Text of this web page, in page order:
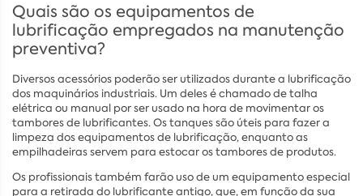
Quais são os equipamentos de
lubrificação empregados na manutenção
preventiva?
Diversos acessórios poderão ser utilizados durante a lubrificação
dos maquinários industriais. Um deles é chamado de talha
elétrica ou manual por ser usado na hora de movimentar os
tambores de lubrificantes. Os tanques são úteis para fazer a
limpeza dos equipamentos de lubrificação, enquanto as
empilhadeiras servem para estocar os tambores de produtos.
Os profissionais também farão uso de um equipamento especial
para a retirada do lubrificante antigo, que, em função da sua